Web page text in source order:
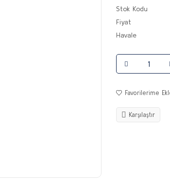
Stok Kodu
Fiyat
Havale
Karşılaştır